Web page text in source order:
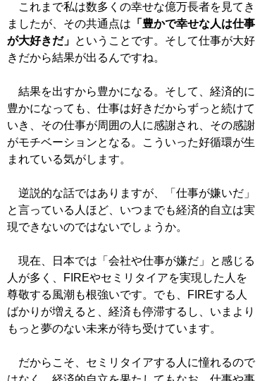
これまで私は数多くの幸せな億万長者を見てき
ましたが、その共通点は 「豊かで幸せな人は仕事
が大好きだ」 ということです。そして仕事が大好
きだから結果が出るんですね。
結果を出すから豊かになる。そして、経済的に
豊かになっても、仕事は好きだからずっと続けて
いき、その仕事が周囲の人に感謝され、その感謝
がモチベーションとなる。こういった好循環が生
まれている気がします。
逆説的な話ではありますが、「仕事が嫌いだ」
と言っている人ほど、いつまでも経済的自立は実
現できないのではないでしょうか。
現在、日本では「会社や仕事が嫌だ」と感じる
人が多く、FIREやセミリタイアを実現した人を
尊敬する風潮も根強いです。でも、FIREする人
ばかりが増えると、経済も停滞するし、いまより
もっと夢のない未来が待ち受けています。
だからこそ、セミリタイアする人に憧れるので